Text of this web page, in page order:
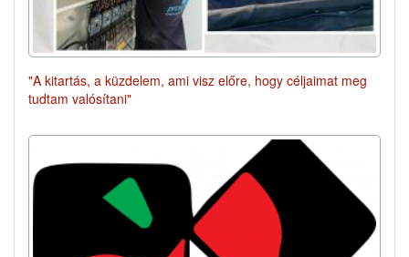
"A kitartás, a küzdelem, ami visz előre, hogy céljaimat meg
tudtam valósítani"